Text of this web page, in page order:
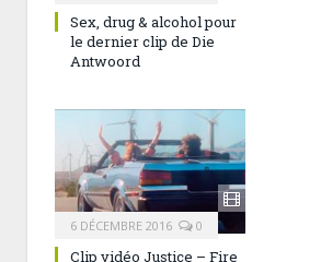
Sex, drug & alcohol pour
le dernier clip de Die
Antwoord
6 DÉCEMBRE 2016 0
Clip vidéo Justice – Fire